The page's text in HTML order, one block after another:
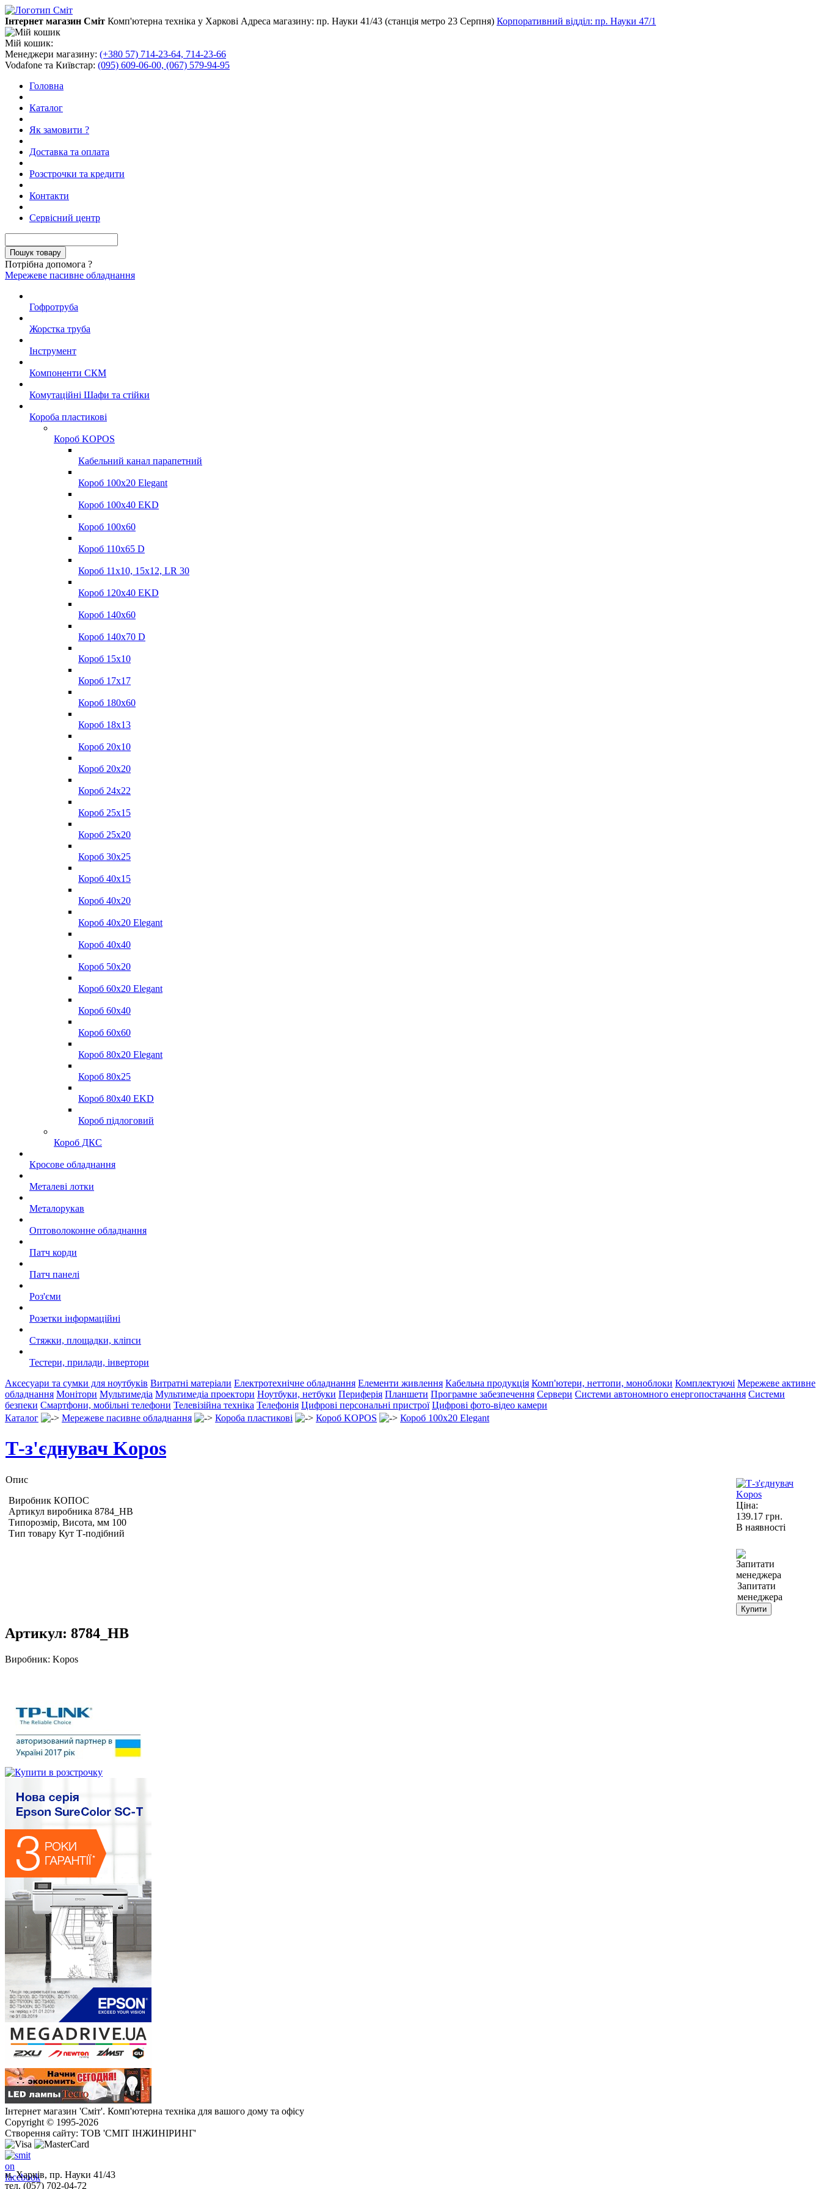
Інтернет магазин Сміт Комп'ютерна техніка у Харкові Адреса магазину: пр. Науки 41/43 (станція метро 23 Серпня) Корпоративний відділ: пр. Науки 47/1
Мій кошик:
Менеджери магазину: (+380 57) 714-23-64, 714-23-66
Vodafone та Київстар: (095) 609-06-00, (067) 579-94-95
Головна
Каталог
Як замовити ?
Доставка та оплата
Розстрочки та кредити
Контакти
Сервісний центр
Потрібна допомога ?
Мережеве пасивне обладнання
Гофротруба
Жорстка труба
Інструмент
Компоненти СКМ
Комутаційні Шафи та стійки
Короба пластикові
Короб KOPOS
Кабельний канал парапетний
Короб 100x20 Elegant
Короб 100x40 EKD
Короб 100x60
Короб 110x65 D
Короб 11x10, 15x12, LR 30
Короб 120x40 EKD
Короб 140x60
Короб 140x70 D
Короб 15x10
Короб 17х17
Короб 180x60
Короб 18x13
Короб 20x10
Короб 20x20
Короб 24x22
Короб 25x15
Короб 25x20
Короб 30x25
Короб 40x15
Короб 40x20
Короб 40x20 Elegant
Короб 40x40
Короб 50x20
Короб 60x20 Elegant
Короб 60x40
Короб 60x60
Короб 80x20 Elegant
Короб 80x25
Короб 80x40 EKD
Короб підлоговий
Короб ДКС
Кросове обладнання
Металеві лотки
Металорукав
Оптоволоконне обладнання
Патч корди
Патч панелі
Роз'єми
Розетки інформаційні
Стяжки, площадки, кліпси
Тестери, прилади, інвертори
Аксесуари та сумки для ноутбуків Витратні матеріали Електротехнічне обладнання Елементи живлення Кабельна продукція Комп'ютери, неттопи, моноблоки Комплектуючі Мережеве активне
обладнання Монітори Мультимедіа Мультимедіа проектори Ноутбуки, нетбуки Периферія Планшети Програмне забезпечення Сервери Системи автономного енергопостачання Системи
безпеки Смартфони, мобільні телефони Телевізійна техніка Телефонія Цифрові персональні пристрої Цифрові фото-відео камери
Каталог
Мережеве пасивне обладнання Короба пластикові Короб KOPOS Короб 100x20 Elegant
Т-з'єднувач Kopos
Опис
Виробник КОПОС
Артикул виробника 8784_HB
Типорозмір, Висота, мм 100
Тип товару Кут Т-подібний
Ціна:
139.17 грн.
В наявності
Запитати
менеджера
Купити
Артикул: 8784_HB
Виробник: Kopos
Інтернет магазин 'Сміт'. Комп'ютерна техніка для вашого дому та офісу
Copyright © 1995-2026
Створення сайту: ТОВ 'СМІТ ІНЖИНІРИНГ'
м. Харків, пр. Науки 41/43
тел. (057) 702-04-72